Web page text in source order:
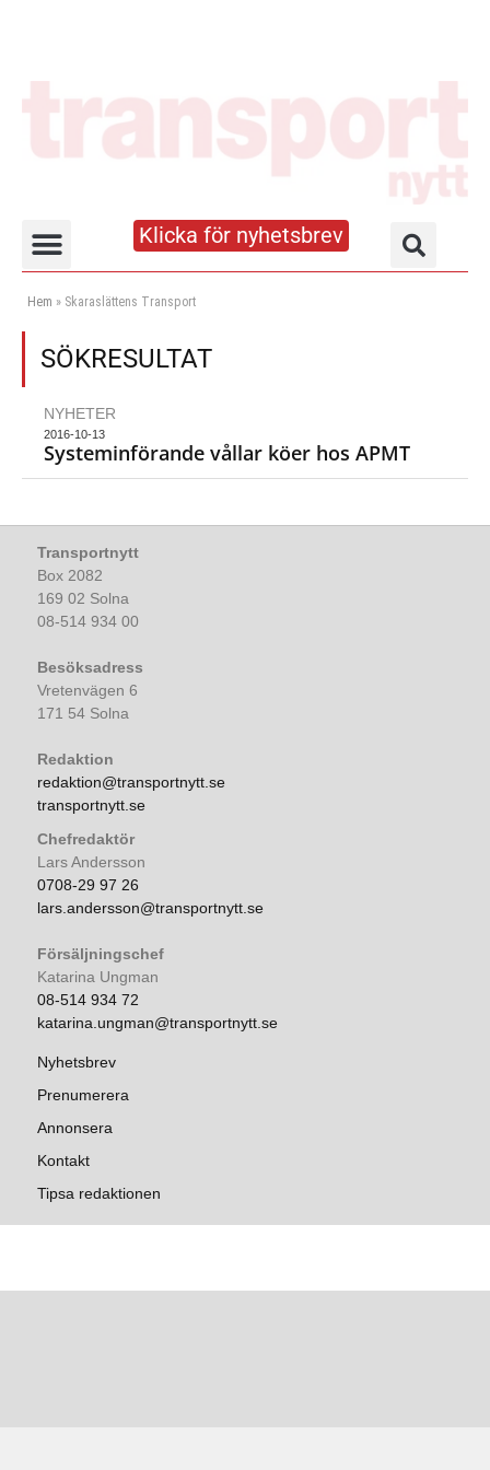
Klicka för nyhetsbrev
Hem » Skaraslättens Transport
SÖKRESULTAT
NYHETER
2016-10-13
Systeminförande vållar köer hos APMT
Transportnytt
Box 2082
169 02 Solna
08-514 934 00
Besöksadress
Vretenvägen 6
171 54 Solna
Redaktion
redaktion@transportnytt.se
transportnytt.se
Chefredaktör
Lars Andersson
0708-29 97 26
lars.andersson@transportnytt.se
Försäljningschef
Katarina Ungman
08-514 934 72
katarina.ungman@transportnytt.se
Nyhetsbrev
Prenumerera
Annonsera
Kontakt
Tipsa redaktionen